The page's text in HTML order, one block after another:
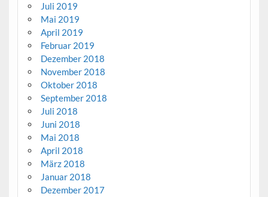
Juli 2019
Mai 2019
April 2019
Februar 2019
Dezember 2018
November 2018
Oktober 2018
September 2018
Juli 2018
Juni 2018
Mai 2018
April 2018
März 2018
Januar 2018
Dezember 2017